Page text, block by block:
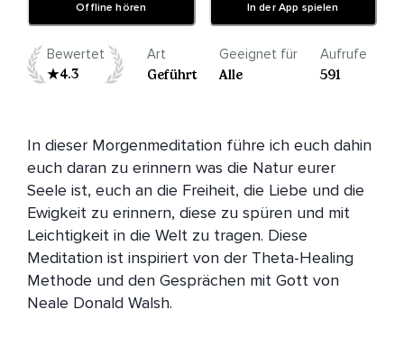
Offline hören In der App spielen
Bewertet
4.3
Art
Geführt
Geeignet für
Alle
Aufrufe
591
In dieser Morgenmeditation führe ich euch dahin
euch daran zu erinnern was die Natur eurer
Seele ist, euch an die Freiheit, die Liebe und die
Ewigkeit zu erinnern, diese zu spüren und mit
Leichtigkeit in die Welt zu tragen. Diese
Meditation ist inspiriert von der Theta-Healing
Methode und den Gesprächen mit Gott von
Neale Donald Walsh.